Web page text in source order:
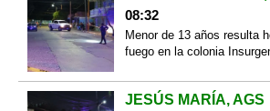
08:32
Menor de 13 años resulta
fuego en la colonia
JESÚS MARÍA, AGS